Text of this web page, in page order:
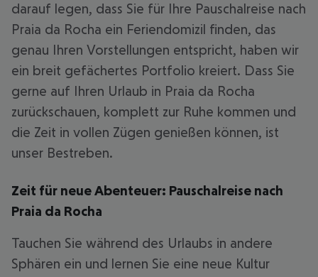
darauf legen, dass Sie für Ihre Pauschalreise nach
Praia da Rocha ein Feriendomizil finden, das
genau Ihren Vorstellungen entspricht, haben wir
ein breit gefächertes Portfolio kreiert. Dass Sie
gerne auf Ihren Urlaub in Praia da Rocha
zurückschauen, komplett zur Ruhe kommen und
die Zeit in vollen Zügen genießen können, ist
unser Bestreben.
Zeit für neue Abenteuer: Pauschalreise nach
Praia da Rocha
Tauchen Sie während des Urlaubs in andere
Sphären ein und lernen Sie eine neue Kultur